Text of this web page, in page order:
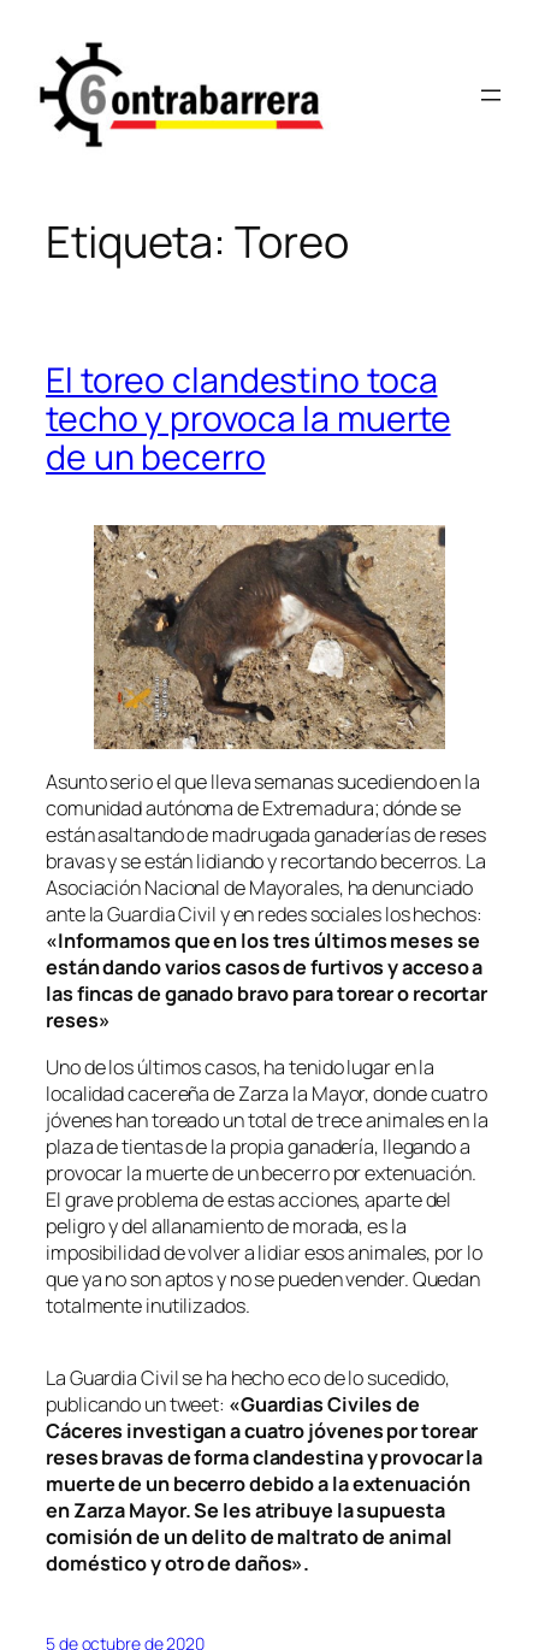
contenido
Etiqueta: Toreo
El toreo clandestino toca
techo y provoca la muerte
de un becerro
Asunto serio el que lleva semanas sucediendo en la
comunidad autónoma de Extremadura; dónde se
están asaltando de madrugada ganaderías de reses
bravas y se están lidiando y recortando becerros. La
Asociación Nacional de Mayorales, ha denunciado
ante la Guardia Civil y en redes sociales los hechos:
«Informamos que en los tres últimos meses se
están dando varios casos de furtivos y acceso a
las fincas de ganado bravo para torear o recortar
reses»
Uno de los últimos casos, ha tenido lugar en la
localidad cacereña de Zarza la Mayor, donde cuatro
jóvenes han toreado un total de trece animales en la
plaza de tientas de la propia ganadería, llegando a
provocar la muerte de un becerro por extenuación.
El grave problema de estas acciones, aparte del
peligro y del allanamiento de morada, es la
imposibilidad de volver a lidiar esos animales, por lo
que ya no son aptos y no se pueden vender. Quedan
totalmente inutilizados.
La Guardia Civil se ha hecho eco de lo sucedido,
publicando un tweet: «Guardias Civiles de
Cáceres investigan a cuatro jóvenes por torear
reses bravas de forma clandestina y provocar la
muerte de un becerro debido a la extenuación
en Zarza Mayor. Se les atribuye la supuesta
comisión de un delito de maltrato de animal
doméstico y otro de daños».
5 de octubre de 2020